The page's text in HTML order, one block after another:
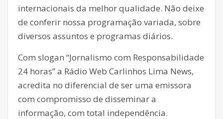
internacionais da melhor qualidade. Não deixe
de conferir nossa programação variada, sobre
diversos assuntos e programas diários.
Com slogan “Jornalismo com Responsabilidade
24 horas” a Rádio Web Carlinhos Lima News,
acredita no diferencial de ser uma emissora
com compromisso de disseminar a
informação, com total independência.